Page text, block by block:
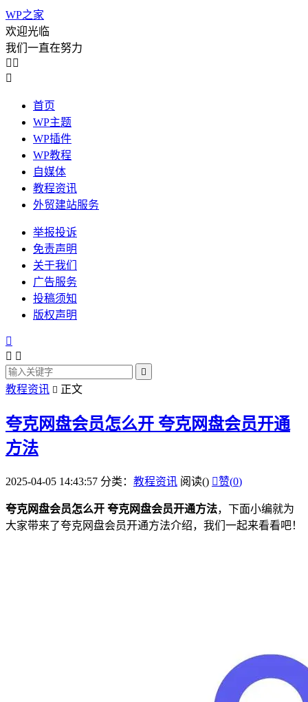
WP之家
欢迎光临
我们一直在努力
 

首页
WP主题
WP插件
WP教程
自媒体
教程资讯
外贸建站服务
举报投诉
免责声明
关于我们
广告服务
投稿须知
版权声明

 

教程资讯  正文
夸克网盘会员怎么开 夸克网盘会员开通
方法
2025-04-05 14:43:57 分类： 教程资讯 阅读() 赞(0)
夸克网盘会员怎么开 夸克网盘会员开通方法，下面小编就为
大家带来了夸克网盘会员开通方法介绍，我们一起来看看吧！